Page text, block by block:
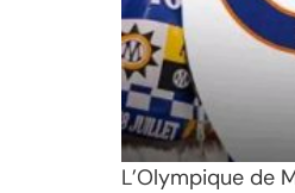
L’Olympique de